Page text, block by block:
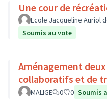
Une cour de
Ecole Jacqueline Auriol
Soumis au vote
Aménagement
collaboratifs et de
MALIGE 0 0 Soumis